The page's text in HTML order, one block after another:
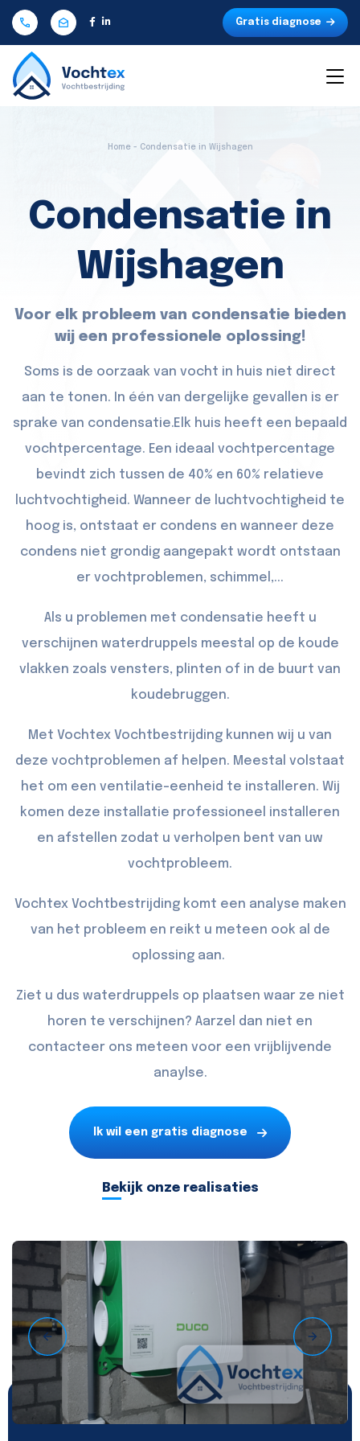
Gratis diagnose
Home - Condensatie in Wijshagen
Condensatie in
Wijshagen
Voor elk probleem van condensatie bieden
wij een professionele oplossing!
Soms is de oorzaak van vocht in huis niet direct
aan te tonen. In één van dergelijke gevallen is er
sprake van condensatie.Elk huis heeft een bepaald
vochtpercentage. Een ideaal vochtpercentage
bevindt zich tussen de 40% en 60% relatieve
luchtvochtigheid. Wanneer de luchtvochtigheid te
hoog is, ontstaat er condens en wanneer deze
condens niet grondig aangepakt wordt ontstaan
er vochtproblemen, schimmel,...
Als u problemen met condensatie heeft u
verschijnen waterdruppels meestal op de koude
vlakken zoals vensters, plinten of in de buurt van
koudebruggen.
Met Vochtex Vochtbestrijding kunnen wij u van
deze vochtproblemen af helpen. Meestal volstaat
het om een ventilatie-eenheid te installeren. Wij
komen deze installatie professioneel installeren
en afstellen zodat u verholpen bent van uw
vochtprobleem.
Vochtex Vochtbestrijding komt een analyse maken
van het probleem en reikt u meteen ook al de
oplossing aan.
Ziet u dus waterdruppels op plaatsen waar ze niet
horen te verschijnen? Aarzel dan niet en
contacteer ons meteen voor een vrijblijvende
anaylse.
Ik wil een gratis diagnose
Bekijk onze realisaties